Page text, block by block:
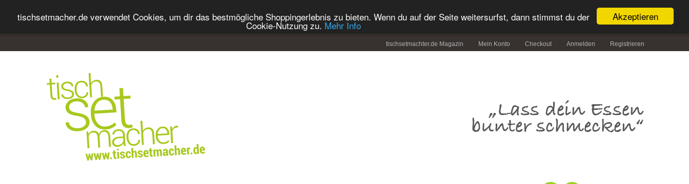
Akzeptieren
tischsetmacher.de verwendet Cookies, um dir das bestmögliche Shoppingerlebnis zu bieten. Wenn du auf der Seite weitersurfst, dann stimmst du der
Cookie-Nutzung zu. Mehr Info
tischsetmachter.de Magazin Mein Konto Checkout Anmelden Registrieren